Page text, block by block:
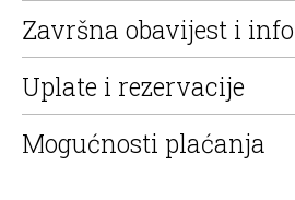
Završna obavijest i
Uplate i rezervacije
Mogućnosti plaćanja